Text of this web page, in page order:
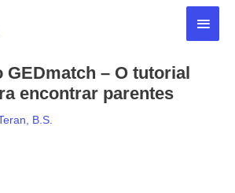
GEDmatch – O tutorial
encontrar parentes
B.S.